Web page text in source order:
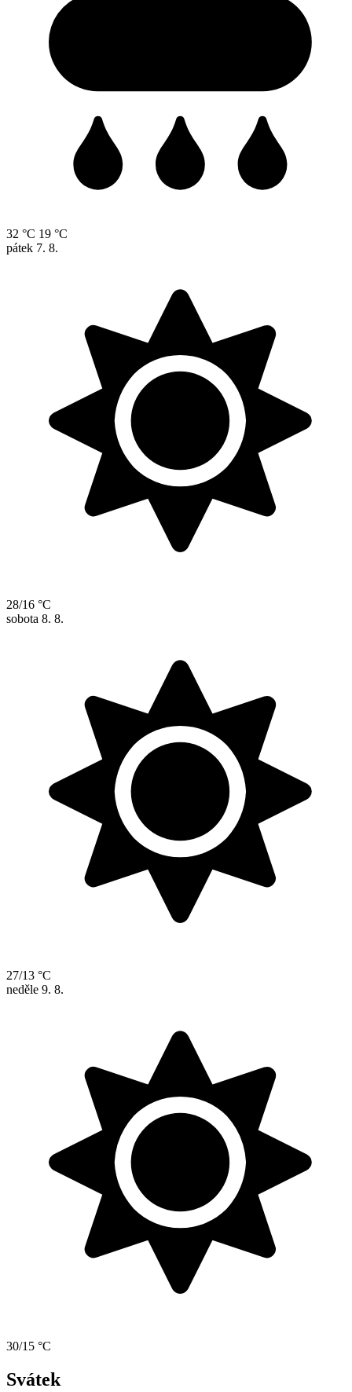
32 °C 19 °C
pátek 7. 8.
28/16 °C
sobota 8. 8.
27/13 °C
neděle 9. 8.
30/15 °C
Svátek